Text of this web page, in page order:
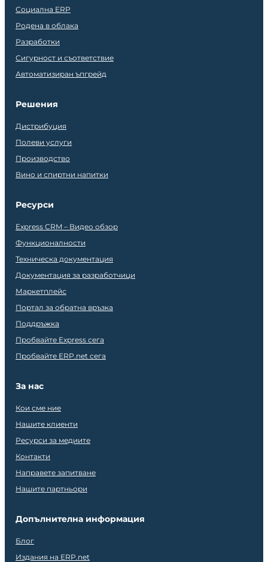
Социална ERP
Родена в облака
Разработки
Сигурност и съответствие
Автоматизиран ъпгрейд
Решения
Дистрибуция
Полеви услуги
Производство
Вино и спиртни напитки
Ресурси
Express CRM – Видео обзор
Функционалности
Техническа документация
Документация за разработчици
Маркетплейс
Портал за обратна връзка
Поддръжка
Пробвайте Express сега
Пробвайте ERP.net сега
За нас
Кои сме ние
Нашите клиенти
Ресурси за медиите
Контакти
Направете запитване
Нашите партньори
Допълнителна информация
Блог
Издания на ERP.net